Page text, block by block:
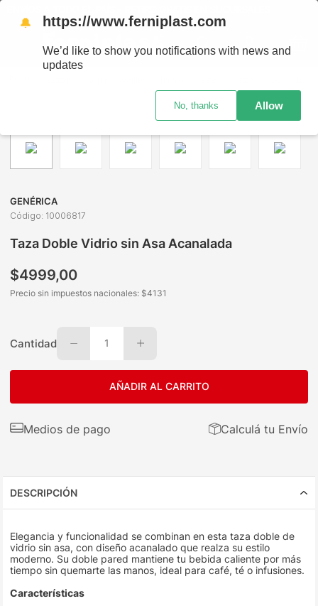
GENÉRICA
Código: 10006817
Taza Doble Vidrio sin Asa Acanalada
$4999,00
Precio sin impuestos nacionales: $4131
Cantidad 1
AÑADIR AL CARRITO
Medios de pago Calculá tu Envío
DESCRIPCIÓN
Elegancia y funcionalidad se combinan en esta taza doble de
vidrio sin asa, con diseño acanalado que realza su estilo
moderno. Su doble pared mantiene tu bebida caliente por más
tiempo sin quemarte las manos, ideal para café, té o infusiones.
Características
🔔 https://www.ferniplast.com
We’d like to show you notifications with news and
updates
No, thanks Allow